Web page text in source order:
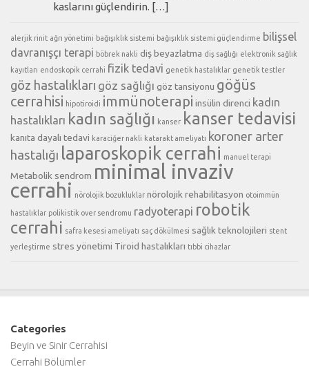
kaslarını güçlendirin. […]
alerjik rinit ağrı yönetimi bağışıklık sistemi bağışıklık sistemi güçlendirme bilişsel
davranışçı terapi böbrek nakli diş beyazlatma diş sağlığı elektronik sağlık
kayıtları endoskopik cerrahi fizik tedavi genetik hastalıklar genetik testler
göz hastalıkları göz sağlığı göz tansiyonu göğüs
cerrahisi hipotiroidi immünoterapi insülin direnci kadın
hastalıkları kadın sağlığı kanser kanser tedavisi
kanıta dayalı tedavi karaciğer nakli katarakt ameliyatı koroner arter
hastalığı laparoskopik cerrahi manuel terapi
Metabolik sendrom minimal invaziv
cerrahi nörolojik bozukluklar nörolojik rehabilitasyon otoimmün
hastalıklar polikistik over sendromu radyoterapi robotik
cerrahi safra kesesi ameliyatı saç dökülmesi sağlık teknolojileri stent
yerleştirme stres yönetimi Tiroid hastalıkları tıbbi cihazlar
Categories
Beyin ve Sinir Cerrahisi
Cerrahi Bölümler